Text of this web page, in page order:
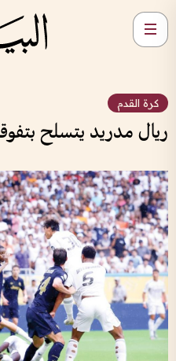
كرة القدم
ريال مدريد يتسلح